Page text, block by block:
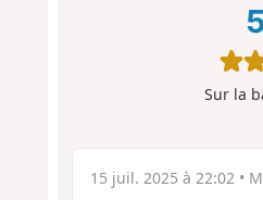
Sur la
15 juil. 2025 à 22:02•